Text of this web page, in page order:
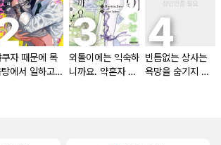
쿠자 때문에 목
에서 일하고
외톨이에는 익숙하
니까요. 약혼자 방
빈틈없는 상사는
욕망을 숨기지 않